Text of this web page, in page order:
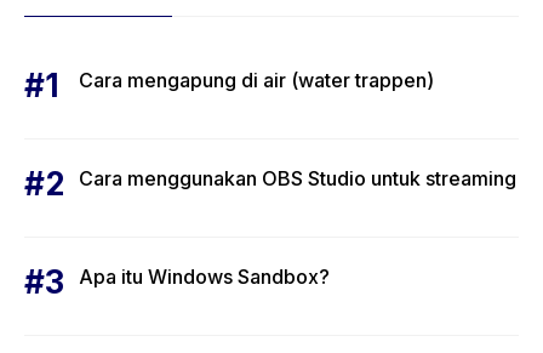
Cara mengapung di air (water trappen)
Cara menggunakan OBS Studio untuk streaming
Apa itu Windows Sandbox?